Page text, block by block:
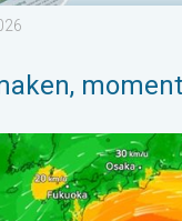
naar Japan. Veel